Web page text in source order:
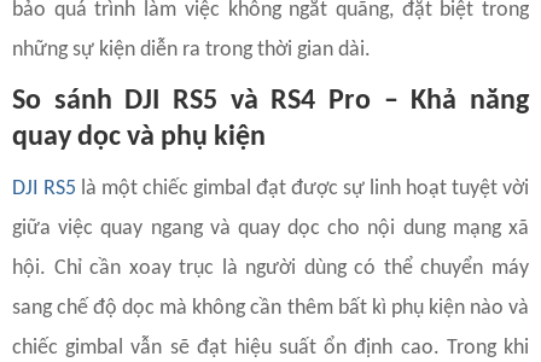
bảo quá trình làm việc không ngắt quãng, đặt biệt trong
những sự kiện diễn ra trong thời gian dài.
So sánh DJI RS5 và RS4 Pro – Khả năng
quay dọc và phụ kiện
DJI RS5 là một chiếc gimbal đạt được sự linh hoạt tuyệt vời
giữa việc quay ngang và quay dọc cho nội dung mạng xã
hội. Chỉ cần xoay trục là người dùng có thể chuyển máy
sang chế độ dọc mà không cần thêm bất kì phụ kiện nào và
chiếc gimbal vẫn sẽ đạt hiệu suất ổn định cao. Trong khi